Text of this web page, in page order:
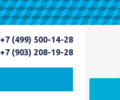
+7 (499) 500-14-28
+7 (903) 208-19-28